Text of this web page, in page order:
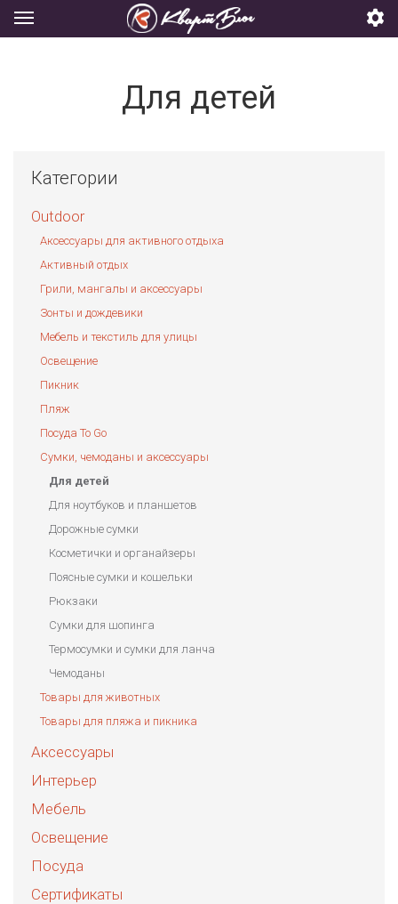
Для детей
Категории
Outdoor
Аксессуары для активного отдыха
Активный отдых
Грили, мангалы и аксессуары
Зонты и дождевики
Мебель и текстиль для улицы
Освещение
Пикник
Пляж
Посуда To Go
Сумки, чемоданы и аксессуары
Для детей
Для ноутбуков и планшетов
Дорожные сумки
Косметички и органайзеры
Поясные сумки и кошельки
Рюкзаки
Сумки для шопинга
Термосумки и сумки для ланча
Чемоданы
Товары для животных
Товары для пляжа и пикника
Аксессуары
Интерьер
Мебель
Освещение
Посуда
Сертификаты